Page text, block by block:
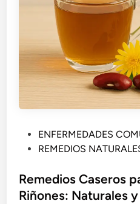
l
i
ENFERMEDADES
REMEDIOS
Remedios Caseros
Riñones: Naturales